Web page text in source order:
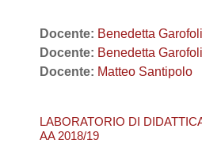
Docente: Benedetta
Docente: Benedetta
Docente: Matteo Santipolo
LABORATORIO DI
AA 2018/19